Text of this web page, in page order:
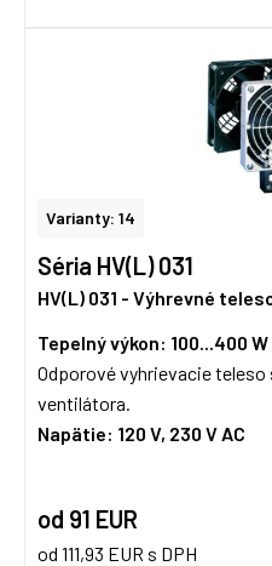
Varianty: 14
Séria HV(L) 031
HV(L) 031 - Výhrevné
Tepelný výkon: 100...400 W
Odporové vyhrievacie
ventilátora.
Napätie: 120 V, 230 V AC
od 91 EUR
od 111,93 EUR s DPH